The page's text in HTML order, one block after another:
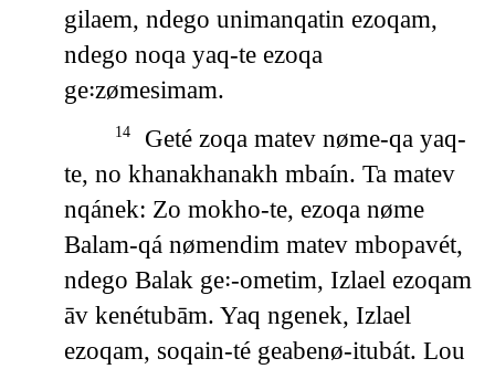
gilaem, ndego unimanqatin ezoqam,
ndego noqa yaq-te ezoqa
ge꞉zømesimam.
14
Geté zoqa matev nøme-qa yaq-
te, no khanakhanakh mbaín. Ta matev
nqánek: Zo mokho-te, ezoqa nøme
Balam-qá nømendim matev mbopavét,
ndego Balak ge꞉-ometim, Izlael ezoqam
āv kenétubām. Yaq ngenek, Izlael
ezoqam, soqain-té geabenø-itubát. Lou